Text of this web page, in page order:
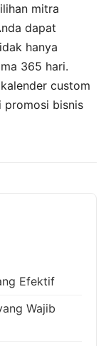
mitra
dapat
hanya
365 hari.
custom
promosi bisnis
Efektif
Wajib